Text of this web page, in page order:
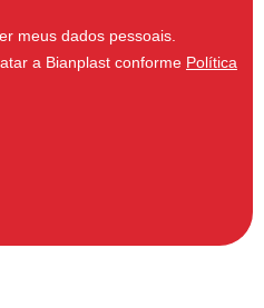
meus dados pessoais.
a Bianplast conforme Política